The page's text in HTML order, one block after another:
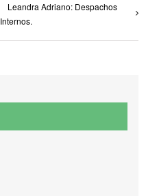
Leandra Adriano: Despachos
Internos.